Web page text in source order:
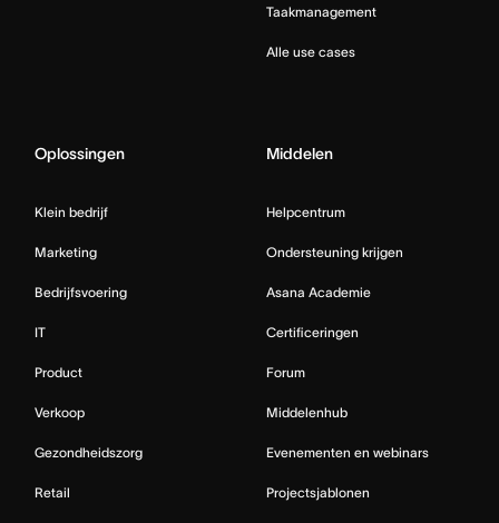
Taakmanagement
Alle use cases
Oplossingen
Klein bedrijf
Marketing
Bedrijfsvoering
IT
Product
Verkoop
Gezondheidszorg
Retail
Middelen
Helpcentrum
Ondersteuning krijgen
Asana Academie
Certificeringen
Forum
Middelenhub
Evenementen en webinars
Projectsjablonen